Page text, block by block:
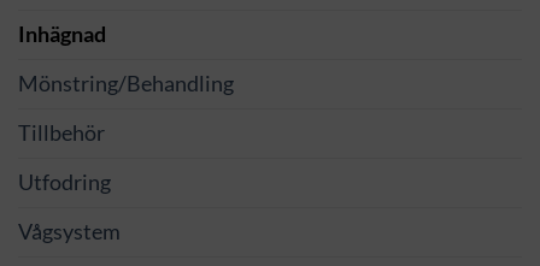
Inhägnad
Mönstring/Behandling
Tillbehör
Utfodring
Vågsystem